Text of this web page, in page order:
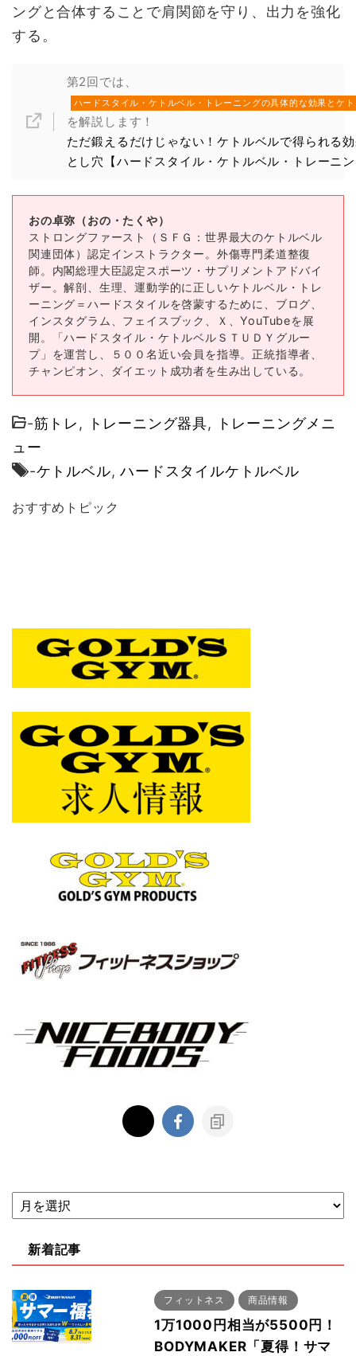
ングと合体することで肩関節を守り、出力を強化
する。
第2回では、
ハードスタイル・ケトルベル・トレーニングの具体的な効果とケ
を解説します！
ただ鍛えるだけじゃない！ケトルベルで得られる
とし穴【ハードスタイル・ケトルベル・トレーニ
おの卓弥（おの・たくや）
ストロングファースト（ＳＦＧ：世界最大のケトルベル
関連団体）認定インストラクター。外傷専門柔道整復
師。内閣総理大臣認定スポーツ・サプリメントアドバイ
ザー。解剖、生理、運動学的に正しいケトルベル・トレ
ーニング＝ハードスタイルを啓蒙するために、ブログ、
インスタグラム、フェイスブック、Ｘ、YouTubeを展
開。「ハードスタイル・ケトルベルＳＴＵＤＹグルー
プ」を運営し、５００名近い会員を指導。正統指導者、
チャンピオン、ダイエット成功者を生み出している。
-筋トレ, トレーニング器具,
トレーニングメニ
ュー
-ケトルベル,ハードスタイルケトルベル
おすすめトピック
新着記事
フィットネス 商品情報
1万1000円相当が5500円！
BODYMAKER「夏得！サマ